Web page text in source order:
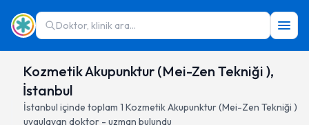
Doktor, klinik ara...
Kozmetik Akupunktur (Mei-Zen Tekniği ),
İstanbul
İstanbul içinde toplam 1 Kozmetik Akupunktur (Mei-Zen Tekniği )
uygulayan doktor - uzman bulundu